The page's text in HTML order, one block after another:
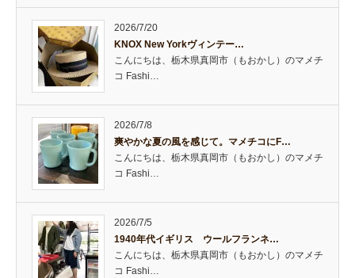
2026/7/20
KNOX New Yorkヴィンテー…
こんにちは、栃木県真岡市（もおかし）のマメチ
コ Fashi…
2026/7/8
爽やかな夏の風を感じて。マメチコにF…
こんにちは、栃木県真岡市（もおかし）のマメチ
コ Fashi…
2026/7/5
1940年代イギリス ウールフランネ…
こんにちは、栃木県真岡市（もおかし）のマメチ
コ Fashi…